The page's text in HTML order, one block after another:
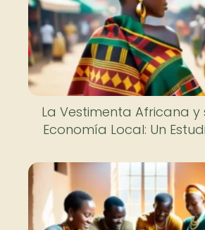
La Vestimenta Africana y
Economía Local: Un